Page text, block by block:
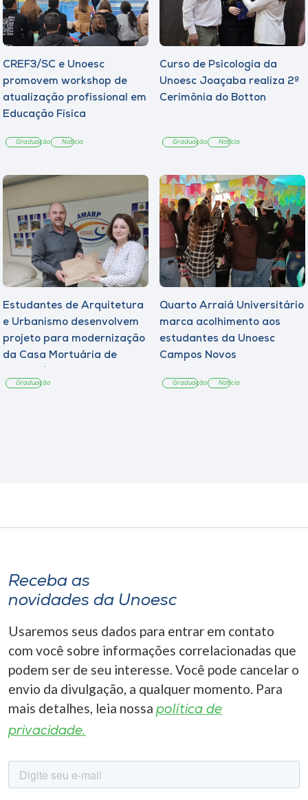
CREF3/SC e Unoesc
promovem workshop de
atualização profissional em
Educação Física
Graduação Notícia
Curso de Psicologia da
Unoesc Joaçaba realiza 2ª
Cerimônia do Botton
Graduação Notícia
Estudantes de Arquitetura
e Urbanismo desenvolvem
projeto para modernização
da Casa Mortuária de
Graduação
Quarto Arraiá Universitário
marca acolhimento aos
estudantes da Unoesc
Campos Novos
Graduação Notícia
Receba as
novidades da Unoesc
Usaremos seus dados para entrar em contato
com você sobre informações correlacionadas que
podem ser de seu interesse. Você pode cancelar o
envio da divulgação, a qualquer momento. Para
mais detalhes, leia nossa política de
privacidade.